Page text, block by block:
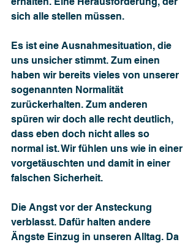
sich alle stellen müssen.
Es ist eine Ausnahmesituation, die
uns unsicher stimmt. Zum einen
haben wir bereits vieles von unserer
sogenannten Normalität
zurückerhalten. Zum anderen
spüren wir doch alle recht deutlich,
dass eben doch nicht alles so
normal ist. Wir fühlen uns wie in einer
vorgetäuschten und damit in einer
falschen Sicherheit.
Die Angst vor der Ansteckung
verblasst. Dafür halten andere
Ängste Einzug in unseren Alltag. Da